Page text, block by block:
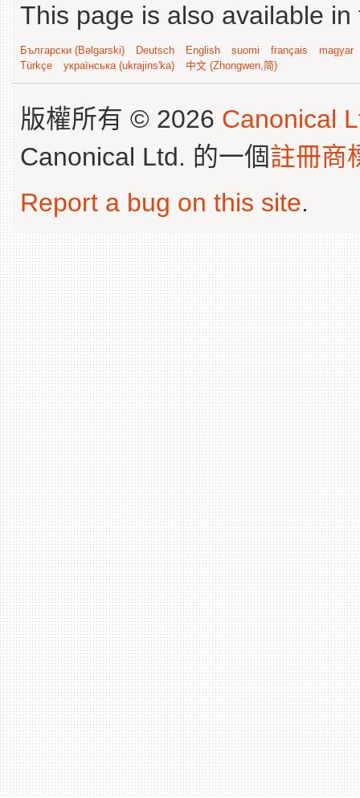
This page is also available
Български (Bəlgarski) Deutsch English suomi français
magyar
Türkçe
українська (ukrajins'ka) 中文 (Zhongwen,简)
版權所有 © 2026 Canonical
Canonical Ltd. 的一個註冊商
Report a bug on this site.